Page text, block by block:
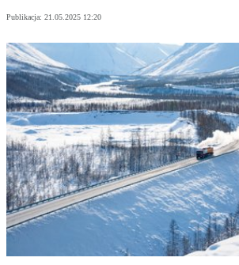
Publikacja: 21.05.2025 12:20